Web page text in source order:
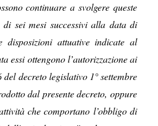
continuare a svolgere queste
sei mesi successivi alla data di
attuative indicate al
essi ottengono l’autorizzazione ai
deldecreto legislativo 1° settembre
dal presente decreto, oppure
che comportano l’obbligo di